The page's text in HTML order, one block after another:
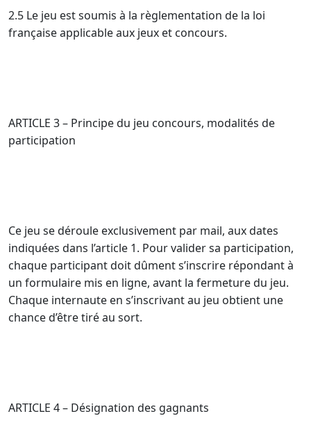
2.5 Le jeu est soumis à la règlementation de la loi
française applicable aux jeux et concours.
ARTICLE 3 – Principe du jeu concours, modalités de
participation
Ce jeu se déroule exclusivement par mail, aux dates
indiquées dans l’article 1. Pour valider sa participation,
chaque participant doit dûment s’inscrire répondant à
un formulaire mis en ligne, avant la fermeture du jeu.
Chaque internaute en s’inscrivant au jeu obtient une
chance d’être tiré au sort.
ARTICLE 4 – Désignation des gagnants